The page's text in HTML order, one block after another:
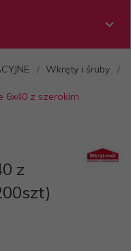
Wkręty i śruby
6x40 z szerokim
z